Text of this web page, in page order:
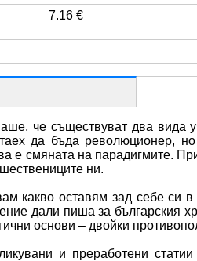
7.16 €
че съществуват два вида
да бъда революционер,
е смяната на парадигмите.
ни.
какво оставям зад себе си
дали пиша за българския
основи – двойки
и преработени